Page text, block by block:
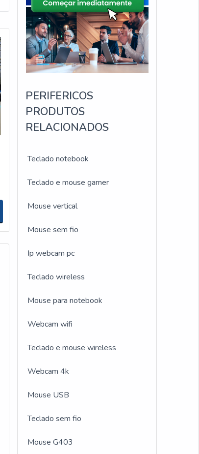
PERIFERICOS
PRODUTOS
RELACIONADOS
Teclado notebook
Teclado e mouse gamer
Mouse vertical
Mouse sem fio
Ip webcam pc
Teclado wireless
Mouse para notebook
Webcam wifi
Teclado e mouse wireless
Webcam 4k
Mouse USB
Teclado sem fio
Mouse G403